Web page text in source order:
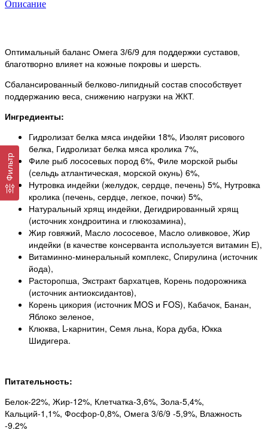
Фильтр
Описание
Оптимальный баланс Омега 3/6/9 для поддержки суставов,
благотворно влияет на кожные покровы и шерсть.
Сбалансированный белково-липидный состав способствует
поддержанию веса, снижению нагрузки на ЖКТ.
Ингредиенты:
Гидролизат белка мяса индейки 18%, Изолят рисового
белка, Гидролизат белка мяса кролика 7%,
Филе рыб лососевых пород 6%, Филе морской рыбы
(сельдь атлантическая, морской окунь) 6%,
Нутровка индейки (желудок, сердце, печень) 5%, Нутровка
кролика (печень, сердце, легкое, почки) 5%,
Натуральный хрящ индейки, Дегидрированный хрящ
(источник хондроитина и глюкозамина),
Жир говяжий, Масло лососевое, Масло оливковое, Жир
индейки (в качестве консерванта используется витамин Е),
Витаминно-минеральный комплекс, Cпирулина (источник
йода),
Расторопша, Экстракт бархатцев, Корень подорожника
(источник антиоксидантов),
Корень цикория (источник MOS и FOS), Кабачок, Банан,
Яблоко зеленое,
Клюква, L-карнитин, Семя льна, Кора дуба, Юкка
Шидигера.
Питательность:
Белок-22%, Жир-12%, Клетчатка-3,6%, Зола-5,4%,
Кальций-1,1%, Фосфор-0,8%, Омега 3/6/9 -5,9%, Влажность
-9.2%